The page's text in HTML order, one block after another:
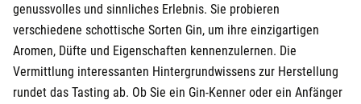
genussvolles und sinnliches Erlebnis. Sie probieren
verschiedene schottische Sorten Gin, um ihre einzigartigen
Aromen, Düfte und Eigenschaften kennenzulernen. Die
Vermittlung interessanten Hintergrundwissens zur Herstellung
rundet das Tasting ab. Ob Sie ein Gin-Kenner oder ein Anfänger